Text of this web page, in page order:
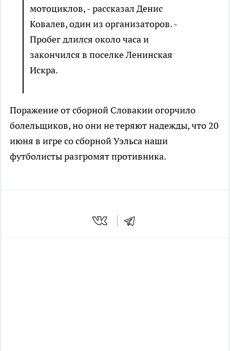
мотоциклов, - рассказал Денис
Ковалев, один из организаторов. -
Пробег длился около часа и
закончился в поселке Ленинская
Искра.
Поражение от сборной Словакии огорчило
болельщиков, но они не теряют надежды, что 20
июня в игре со сборной Уэльса наши
футболисты разгромят противника.